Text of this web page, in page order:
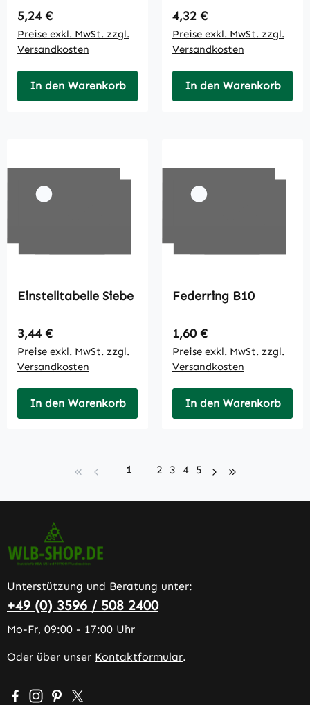
Regulärer Preis:
5,24 €
Preise exkl. MwSt. zzgl.
Versandkosten
In den Warenkorb
Regulärer Preis:
4,32 €
Preise exkl. MwSt. zzgl.
Versandkosten
In den Warenkorb
Einstelltabelle Siebe
Regulärer Preis:
3,44 €
Preise exkl. MwSt. zzgl.
Versandkosten
In den Warenkorb
Federring B10
Regulärer Preis:
1,60 €
Preise exkl. MwSt. zzgl.
Versandkosten
In den Warenkorb
Seite
1 Seite
2 Seite
3 Seite
4 Seite
5
Unterstützung und Beratung unter:
+49 (0) 3596 / 508 2400
Mo-Fr, 09:00 - 17:00 Uhr
Oder über unser Kontaktformular.
Besuche uns auf Facebook – öffnet in neuem Tab
Schau auf Instagram vorbei – öffnet in neuem Tab
Lass dich auf Pinterest inspirieren – öffnet in
Folge uns auf X – öffnet in neuem Tab